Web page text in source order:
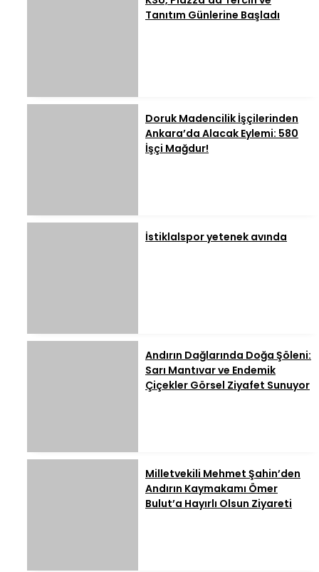
Tanıtım Günlerine Başladı
Doruk Madencilik İşçilerinden
Ankara’da Alacak Eylemi: 580
İşçi Mağdur!
İstiklalspor yetenek avında
Andırın Dağlarında Doğa Şöleni:
Sarı Mantıvar ve Endemik
Çiçekler Görsel Ziyafet Sunuyor
Milletvekili Mehmet Şahin’den
Andırın Kaymakamı Ömer
Bulut’a Hayırlı Olsun Ziyareti